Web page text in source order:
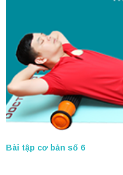
Bài tập cơ bản số 6